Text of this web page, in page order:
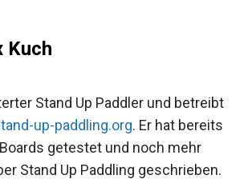
Kuch
Stand Up Paddler und betreibt
up-paddling.org. Er hat bereits
getestet und noch mehr
Stand Up Paddling geschrieben.